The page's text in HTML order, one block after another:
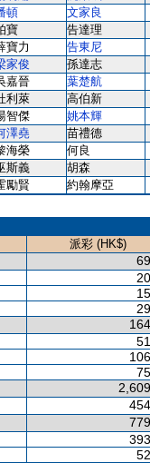
頓 文家良
寶 告達理
寶力 告東尼
家俊 孫達志
嘉晉 葉楚航
利萊 高伯新
智傑 姚本輝
澤堯 苗禮德
海榮 何良
斯義 胡森
勵賢
約翰摩亞
派彩 (HK$)